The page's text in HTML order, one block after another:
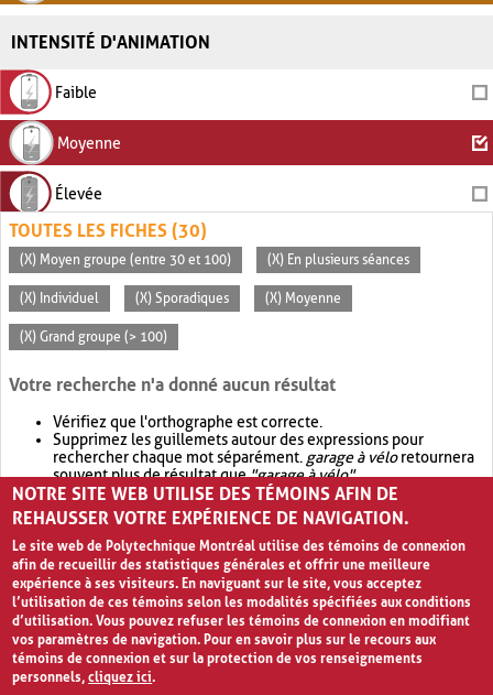
INTENSITÉ D'ANIMATION
Faible
Moyenne
Élevée
TOUTES LES FICHES (30)
(X) Moyen groupe (entre 30 et 100) (X) En plusieurs séances
(X) Individuel (X) Sporadiques (X) Moyenne
(X) Grand groupe (> 100)
Votre recherche n'a donné aucun résultat
Vérifiez que l'orthographe est correcte.
Supprimez les guillemets autour des expressions pour
rechercher chaque mot séparément. garage à véloretournera
souvent plus de résultat que"garage à vélo".
Envisagez d'élargir votre recherche avec OR.garage OR vélo
retournera souvent plus de résultat quegarage à vélo
NOTRE SITE WEB UTILISE DES TÉMOINS AFIN DE
REHAUSSER VOTRE EXPÉRIENCE DE NAVIGATION.
Le site web de Polytechnique Montréal utilise des témoins de connexion
afin de recueillir des statistiques générales et offrir une meilleure
expérience à ses visiteurs. En naviguant sur le site, vous acceptez
l’utilisation de ces témoins selon les modalités spécifiées aux conditions
d’utilisation. Vous pouvez refuser les témoins de connexion en modifiant
vos paramètres de navigation. Pour en savoir plus sur le recours aux
témoins de connexion et sur la protection de vos renseignements
personnels,cliquez ici.